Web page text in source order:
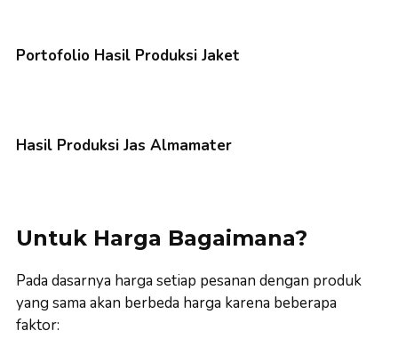
Portofolio Hasil Produksi Jaket
Hasil Produksi Jas Almamater
Untuk Harga Bagaimana?
Pada dasarnya harga setiap pesanan dengan produk
yang sama akan berbeda harga karena beberapa
faktor: